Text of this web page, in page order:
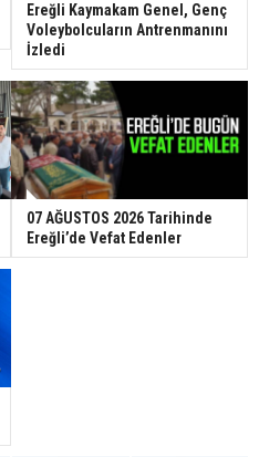
Ereğli Kaymakam Genel, Genç
Voleybolcuların Antrenmanını
İzledi
07 AĞUSTOS 2026 Tarihinde
Ereğli’de Vefat Edenler